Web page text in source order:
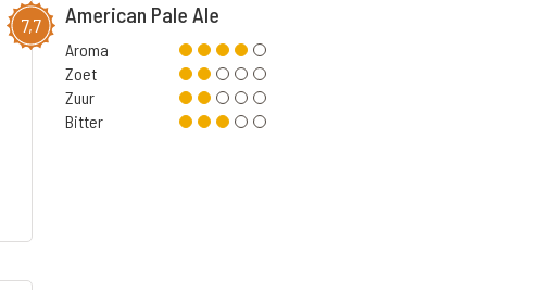
7,7 American Pale Ale
Aroma
Zoet
Zuur
Bitter